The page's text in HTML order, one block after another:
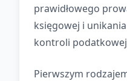
prawidłowego
księgowej i
kontroli
Pierwszym